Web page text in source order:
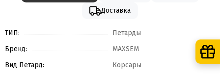
Доставка
ТИП:
Петарды
Бренд:
MAXSEM
Вид Петард:
Корсары